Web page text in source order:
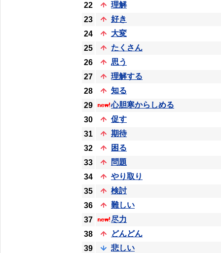
22
理解
23
好き
24
大変
25
たくさん
26
思う
27
理解する
28
知る
29
心胆寒からしめる
30
促す
31
期待
32
困る
33
問題
34
やり取り
35
検討
36
難しい
37
尽力
38
どんどん
39
悲しい